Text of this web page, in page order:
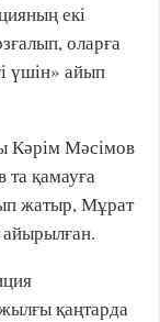
екі
оларға
үшін» айып
Кәрім Мәсімов
та қамауға
жатыр, Мұрат
қаңтарда